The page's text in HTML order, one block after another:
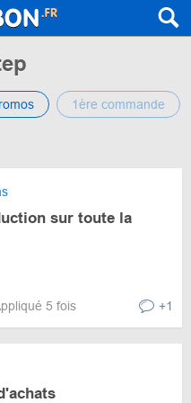
1ère commande
sur toute la
5 fois +1